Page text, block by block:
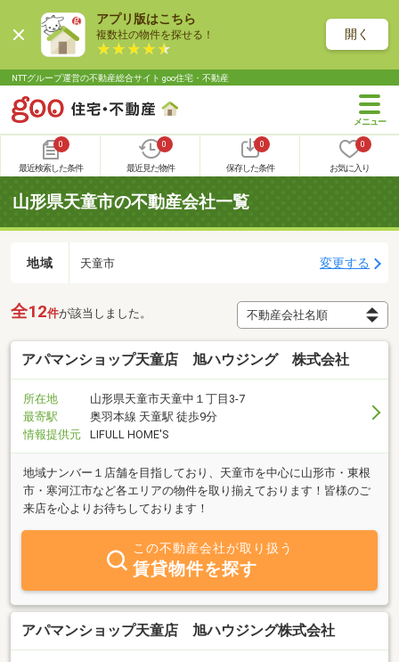
アプリ版はこちら
複数社の物件を探せる！ 開く
NTTグループ運営の不動産総合サイト goo住宅・不動産
0
最近検索した条件
0
最近見た物件
0
保存した条件
0
お気に入り
山形県天童市の不動産会社一覧
地域 天童市 変更する
全12件が該当しました。
アパマンショップ天童店 旭ハウジング 株式会社
所在地
山形県天童市天童中１丁目3-7
最寄駅
奥羽本線 天童駅 徒歩9分
情報提供元
LIFULL HOME'S
地域ナンバー１店舗を目指しており、天童市を中心に山形市・東根
市・寒河江市など各エリアの物件を取り揃えております！皆様のご
来店を心よりお待ちしております！
この不動産会社が取り扱う
賃貸物件を探す
アパマンショップ天童店 旭ハウジング株式会社